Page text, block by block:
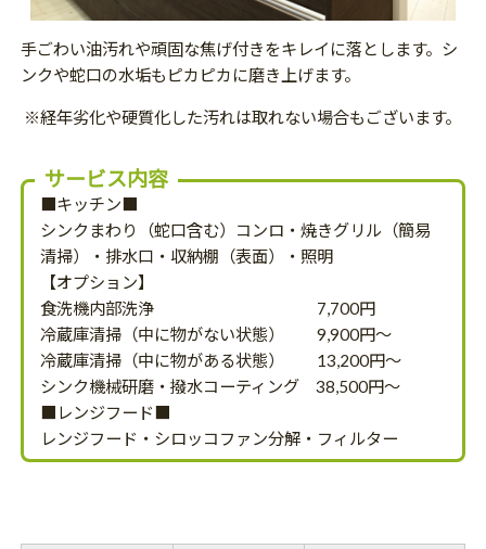
手ごわい油汚れや頑固な焦げ付きをキレイに落とします。シ
ンクや蛇口の水垢もピカピカに磨き上げます。
※経年劣化や硬質化した汚れは取れない場合もございます。
サービス内容
■キッチン■
シンクまわり（蛇口含む）コンロ・焼きグリル（簡易
清掃）・排水口・収納棚（表面）・照明
【オプション】
食洗機内部洗浄 7,700円
冷蔵庫清掃（中に物がない状態） 9,900円～
冷蔵庫清掃（中に物がある状態） 13,200円～
シンク機械研磨・撥水コーティング 38,500円～
■レンジフード■
レンジフード・シロッコファン分解・フィルター